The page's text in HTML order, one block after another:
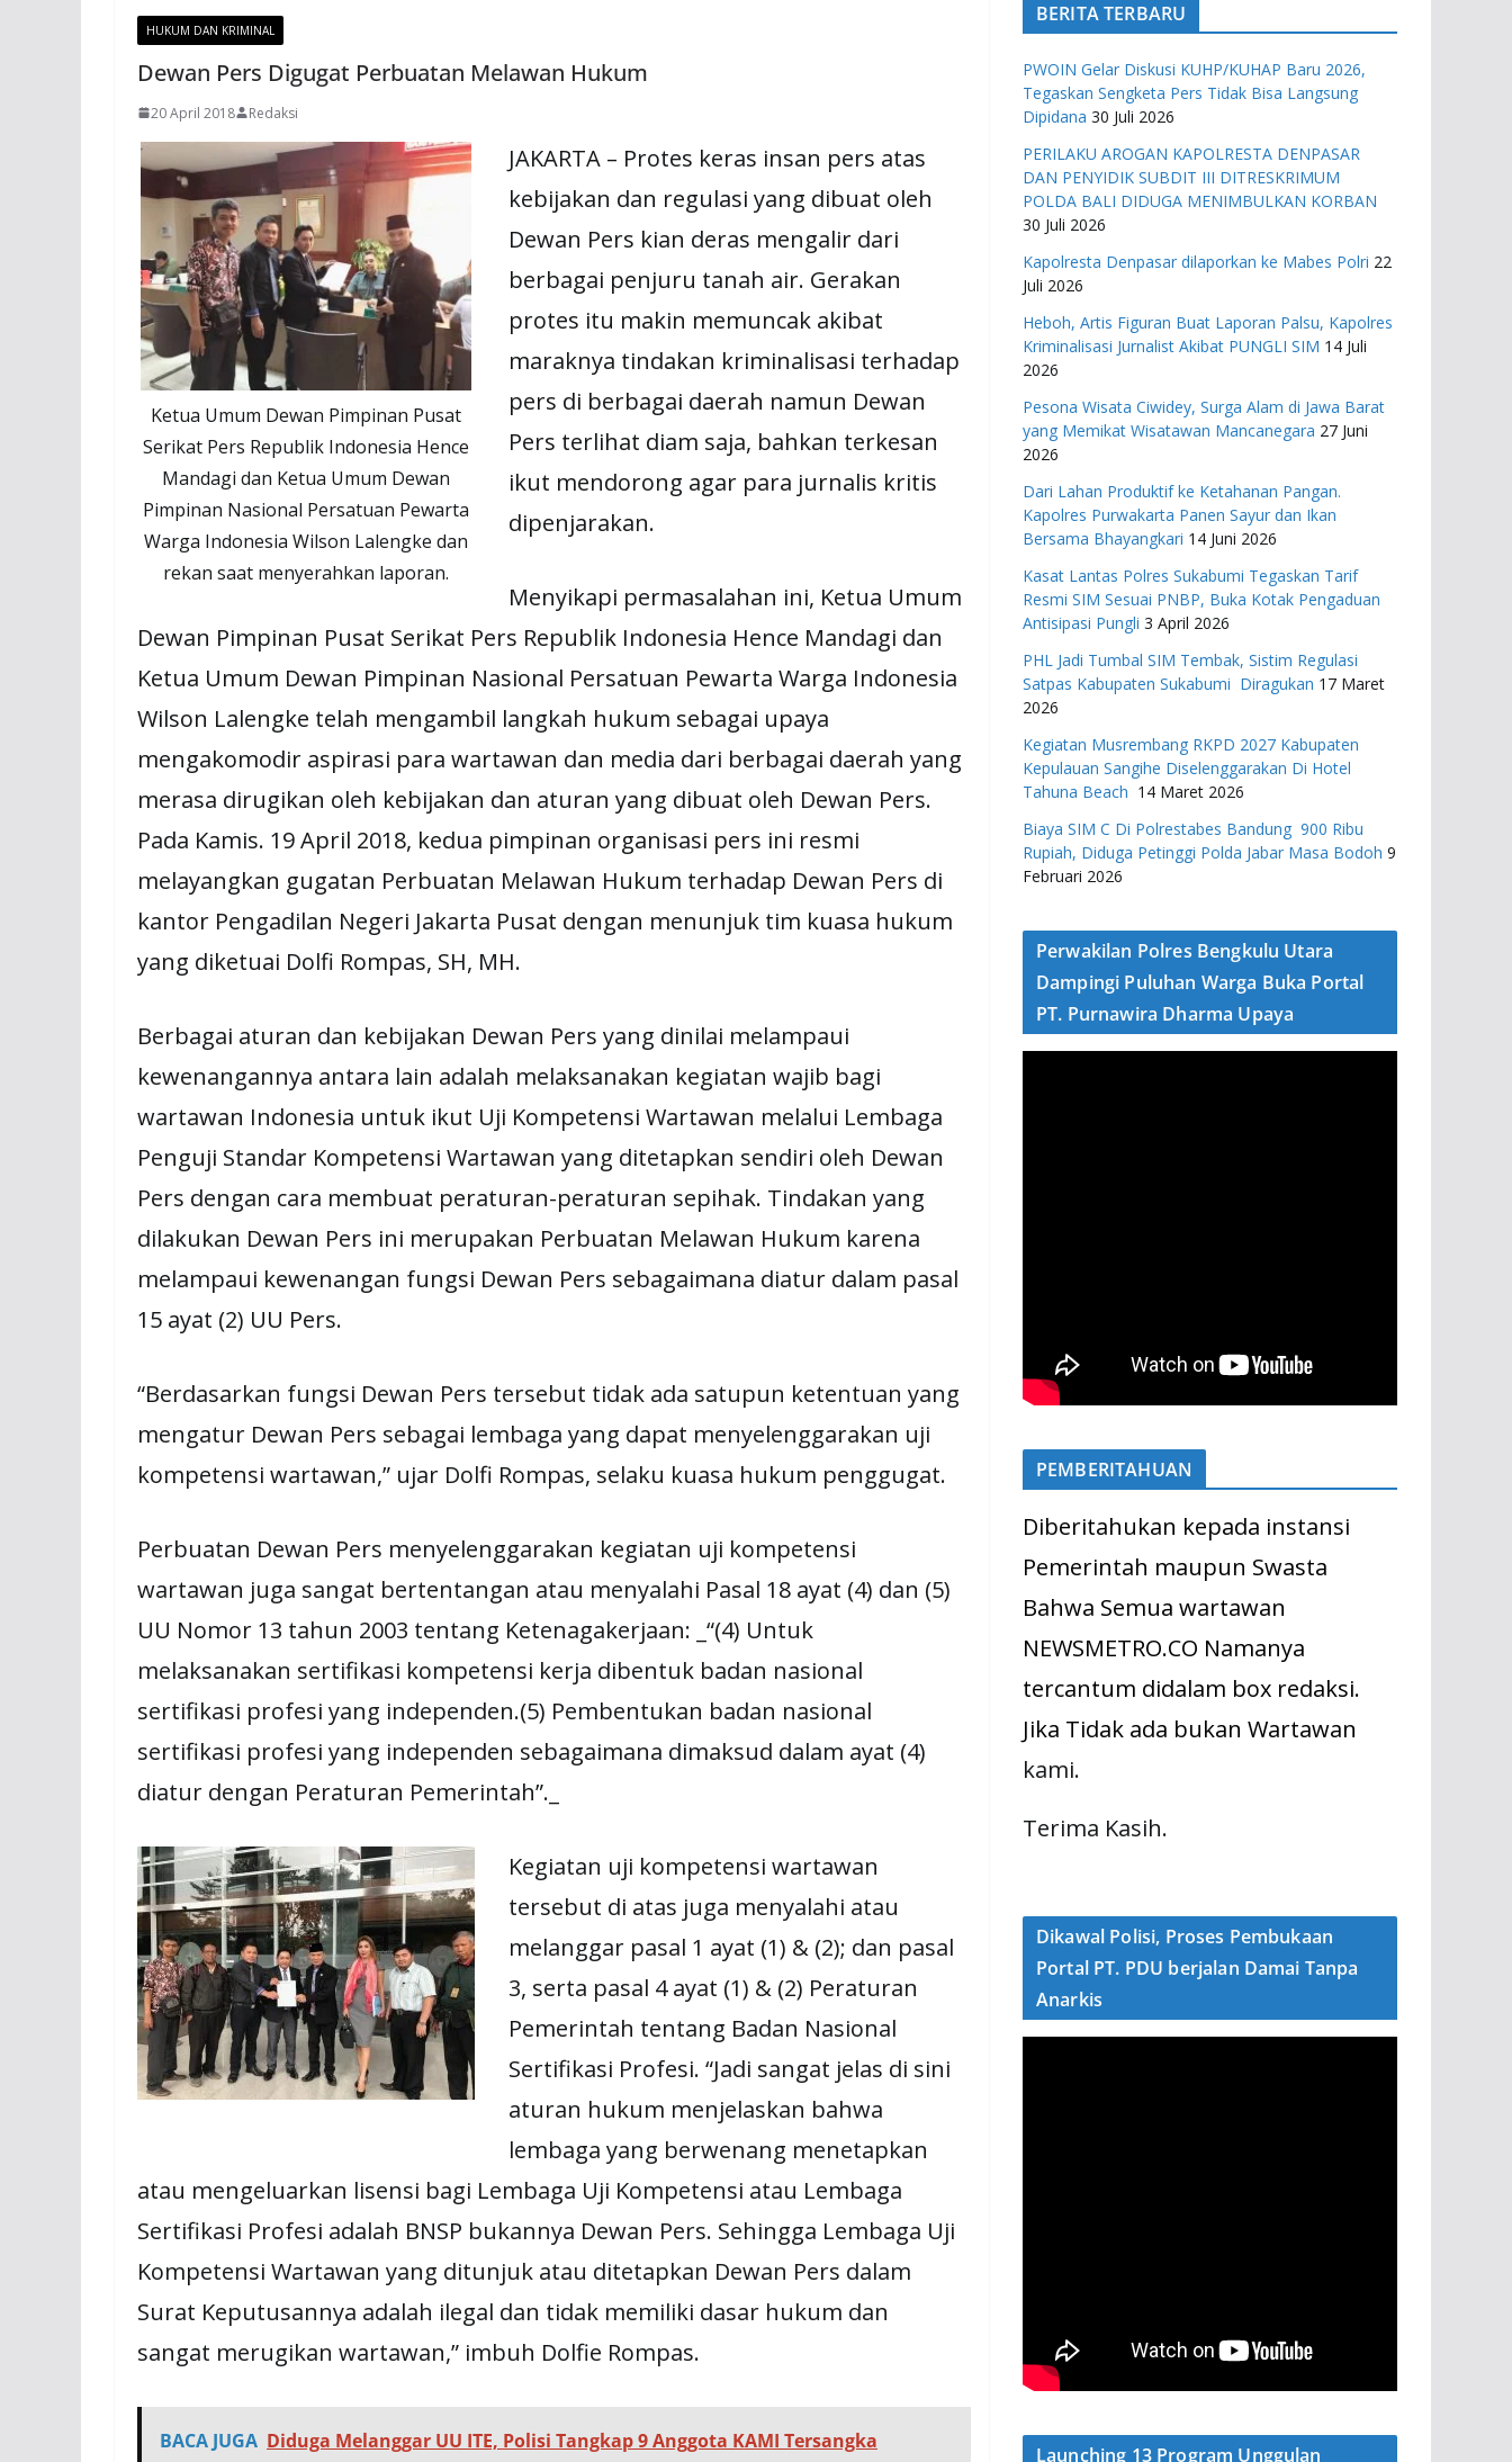
HUKUM DAN KRIMINAL
Dewan Pers Digugat Perbuatan Melawan Hukum
20 April 2018 Redaksi
Ketua Umum Dewan Pimpinan Pusat
Serikat Pers Republik Indonesia Hence
Mandagi dan Ketua Umum Dewan
Pimpinan Nasional Persatuan Pewarta
Warga Indonesia Wilson Lalengke dan
rekan saat menyerahkan laporan.
JAKARTA – Protes keras insan pers atas
kebijakan dan regulasi yang dibuat oleh
Dewan Pers kian deras mengalir dari
berbagai penjuru tanah air. Gerakan
protes itu makin memuncak akibat
maraknya tindakan kriminalisasi terhadap
pers di berbagai daerah namun Dewan
Pers terlihat diam saja, bahkan terkesan
ikut mendorong agar para jurnalis kritis
dipenjarakan.
Menyikapi permasalahan ini, Ketua Umum
Dewan Pimpinan Pusat Serikat Pers Republik Indonesia Hence Mandagi dan
Ketua Umum Dewan Pimpinan Nasional Persatuan Pewarta Warga Indonesia
Wilson Lalengke telah mengambil langkah hukum sebagai upaya
mengakomodir aspirasi para wartawan dan media dari berbagai daerah yang
merasa dirugikan oleh kebijakan dan aturan yang dibuat oleh Dewan Pers.
Pada Kamis. 19 April 2018, kedua pimpinan organisasi pers ini resmi
melayangkan gugatan Perbuatan Melawan Hukum terhadap Dewan Pers di
kantor Pengadilan Negeri Jakarta Pusat dengan menunjuk tim kuasa hukum
yang diketuai Dolfi Rompas, SH, MH.
Berbagai aturan dan kebijakan Dewan Pers yang dinilai melampaui
kewenangannya antara lain adalah melaksanakan kegiatan wajib bagi
wartawan Indonesia untuk ikut Uji Kompetensi Wartawan melalui Lembaga
Penguji Standar Kompetensi Wartawan yang ditetapkan sendiri oleh Dewan
Pers dengan cara membuat peraturan-peraturan sepihak. Tindakan yang
dilakukan Dewan Pers ini merupakan Perbuatan Melawan Hukum karena
melampaui kewenangan fungsi Dewan Pers sebagaimana diatur dalam pasal
15 ayat (2) UU Pers.
“Berdasarkan fungsi Dewan Pers tersebut tidak ada satupun ketentuan yang
mengatur Dewan Pers sebagai lembaga yang dapat menyelenggarakan uji
kompetensi wartawan,” ujar Dolfi Rompas, selaku kuasa hukum penggugat.
Perbuatan Dewan Pers menyelenggarakan kegiatan uji kompetensi
wartawan juga sangat bertentangan atau menyalahi Pasal 18 ayat (4) dan (5)
UU Nomor 13 tahun 2003 tentang Ketenagakerjaan: _“(4) Untuk
melaksanakan sertifikasi kompetensi kerja dibentuk badan nasional
sertifikasi profesi yang independen.(5) Pembentukan badan nasional
sertifikasi profesi yang independen sebagaimana dimaksud dalam ayat (4)
diatur dengan Peraturan Pemerintah”._
Kegiatan uji kompetensi wartawan
tersebut di atas juga menyalahi atau
melanggar pasal 1 ayat (1) & (2); dan pasal
3, serta pasal 4 ayat (1) & (2) Peraturan
Pemerintah tentang Badan Nasional
Sertifikasi Profesi. “Jadi sangat jelas di sini
aturan hukum menjelaskan bahwa
lembaga yang berwenang menetapkan
atau mengeluarkan lisensi bagi Lembaga Uji Kompetensi atau Lembaga
Sertifikasi Profesi adalah BNSP bukannya Dewan Pers. Sehingga Lembaga Uji
Kompetensi Wartawan yang ditunjuk atau ditetapkan Dewan Pers dalam
Surat Keputusannya adalah ilegal dan tidak memiliki dasar hukum dan
sangat merugikan wartawan,” imbuh Dolfie Rompas.
BACA JUGA Diduga Melanggar UU ITE, Polisi Tangkap 9 Anggota KAMI Tersangka
BERITA TERBARU
PWOIN Gelar Diskusi KUHP/KUHAP Baru 2026,
Tegaskan Sengketa Pers Tidak Bisa Langsung
Dipidana 30 Juli 2026
PERILAKU AROGAN KAPOLRESTA DENPASAR
DAN PENYIDIK SUBDIT III DITRESKRIMUM
POLDA BALI DIDUGA MENIMBULKAN KORBAN
30 Juli 2026
Kapolresta Denpasar dilaporkan ke Mabes Polri 22
Juli 2026
Heboh, Artis Figuran Buat Laporan Palsu, Kapolres
Kriminalisasi Jurnalist Akibat PUNGLI SIM 14 Juli
2026
Pesona Wisata Ciwidey, Surga Alam di Jawa Barat
yang Memikat Wisatawan Mancanegara 27 Juni
2026
Dari Lahan Produktif ke Ketahanan Pangan.
Kapolres Purwakarta Panen Sayur dan Ikan
Bersama Bhayangkari 14 Juni 2026
Kasat Lantas Polres Sukabumi Tegaskan Tarif
Resmi SIM Sesuai PNBP, Buka Kotak Pengaduan
Antisipasi Pungli 3 April 2026
PHL Jadi Tumbal SIM Tembak, Sistim Regulasi
Satpas Kabupaten Sukabumi Diragukan 17 Maret
2026
Kegiatan Musrembang RKPD 2027 ​Kabupaten
Kepulauan Sangihe Diselenggarakan Di Hotel
Tahuna Beach 14 Maret 2026
Biaya SIM C Di Polrestabes Bandung 900 Ribu
Rupiah, Diduga Petinggi Polda Jabar Masa Bodoh 9
Februari 2026
Perwakilan Polres Bengkulu Utara
Dampingi Puluhan Warga Buka Portal
PT. Purnawira Dharma Upaya
PEMBERITAHUAN
Diberitahukan kepada instansi
Pemerintah maupun Swasta
Bahwa Semua wartawan
NEWSMETRO.CO Namanya
tercantum didalam box redaksi.
Jika Tidak ada bukan Wartawan
kami.
Terima Kasih.
Dikawal Polisi, Proses Pembukaan
Portal PT. PDU berjalan Damai Tanpa
Anarkis
Launching 13 Program Unggulan